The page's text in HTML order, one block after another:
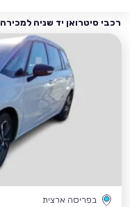
רכבי סיטרואן יד שניה למכירה
בפריסה ארצית